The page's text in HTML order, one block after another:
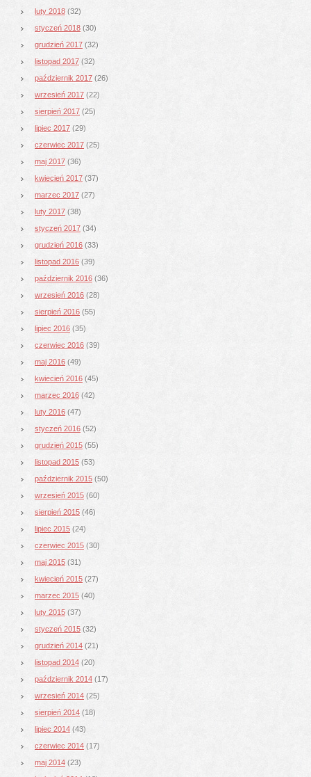
luty 2018 (32)
styczeń 2018 (30)
grudzień 2017 (32)
listopad 2017 (32)
październik 2017 (26)
wrzesień 2017 (22)
sierpień 2017 (25)
lipiec 2017 (29)
czerwiec 2017 (25)
maj 2017 (36)
kwiecień 2017 (37)
marzec 2017 (27)
luty 2017 (38)
styczeń 2017 (34)
grudzień 2016 (33)
listopad 2016 (39)
październik 2016 (36)
wrzesień 2016 (28)
sierpień 2016 (55)
lipiec 2016 (35)
czerwiec 2016 (39)
maj 2016 (49)
kwiecień 2016 (45)
marzec 2016 (42)
luty 2016 (47)
styczeń 2016 (52)
grudzień 2015 (55)
listopad 2015 (53)
październik 2015 (50)
wrzesień 2015 (60)
sierpień 2015 (46)
lipiec 2015 (24)
czerwiec 2015 (30)
maj 2015 (31)
kwiecień 2015 (27)
marzec 2015 (40)
luty 2015 (37)
styczeń 2015 (32)
grudzień 2014 (21)
listopad 2014 (20)
październik 2014 (17)
wrzesień 2014 (25)
sierpień 2014 (18)
lipiec 2014 (43)
czerwiec 2014 (17)
maj 2014 (23)